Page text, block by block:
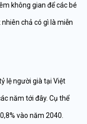
không gian để các bé
chả có gì là miễn
lệ người già tại Việt
năm tới đây. Cụ thể
vào năm 2040.